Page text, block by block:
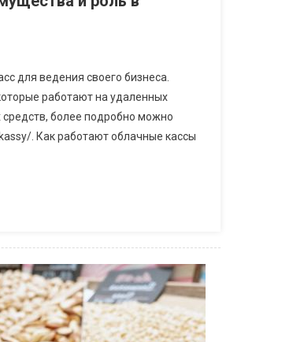
для ведения своего бизнеса.
работают на удаленных
более подробно можно
. Как работают облачные кассы